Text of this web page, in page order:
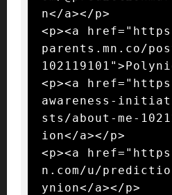
n</a></p>
<p><a
parents.mn.co/
<p><a
awareness-
sts/about-me-
ion</a></p>
<p><a
n.com/u/
ynion</a></p>